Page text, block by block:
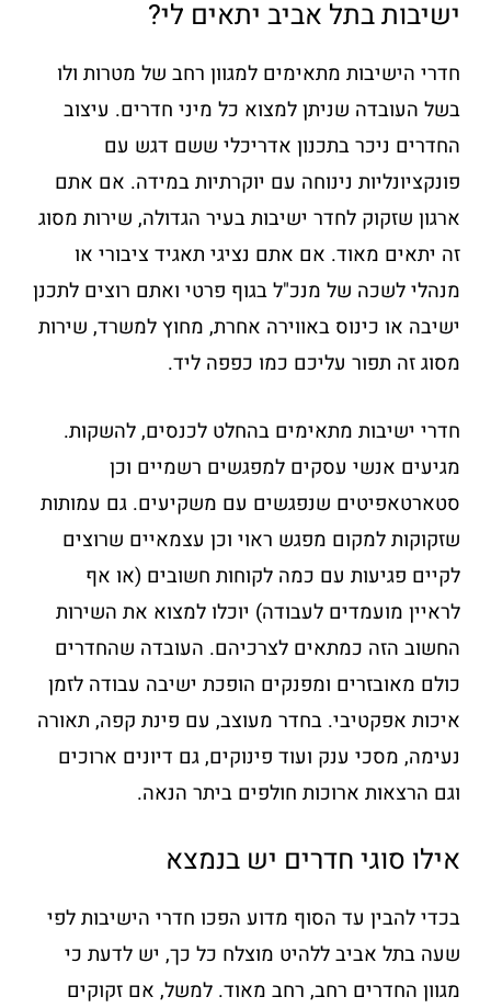
ישיבות בתל אביב יתאים לי?
חדרי הישיבות מתאימים למגוון רחב של מטרות ולו
בשל העובדה שניתן למצוא כל מיני חדרים. עיצוב
החדרים ניכר בתכנון אדריכלי ששם דגש עם
פונקציונליות נינוחה עם יוקרתיות במידה. אם אתם
ארגון שזקוק לחדר ישיבות בעיר הגדולה, שירות מסוג
זה יתאים מאוד. אם אתם נציגי תאגיד ציבורי או
מנהלי לשכה של מנכ"ל בגוף פרטי ואתם רוצים לתכנן
ישיבה או כינוס באווירה אחרת, מחוץ למשרד, שירות
מסוג זה תפור עליכם כמו כפפה ליד.
חדרי ישיבות מתאימים בהחלט לכנסים, להשקות.
מגיעים אנשי עסקים למפגשים רשמיים וכן
סטארטאפיטים שנפגשים עם משקיעים. גם עמותות
שזקוקות למקום מפגש ראוי וכן עצמאיים שרוצים
לקיים פגיעות עם כמה לקוחות חשובים (או אף
לראיין מועמדים לעבודה) יוכלו למצוא את השירות
החשוב הזה כמתאים לצרכיהם. העובדה שהחדרים
כולם מאובזרים ומפנקים הופכת ישיבה עבודה לזמן
איכות אפקטיבי. בחדר מעוצב, עם פינת קפה, תאורה
נעימה, מסכי ענק ועוד פינוקים, גם דיונים ארוכים
וגם הרצאות ארוכות חולפים ביתר הנאה.
אילו סוגי חדרים יש בנמצא
בכדי להבין עד הסוף מדוע הפכו חדרי הישיבות לפי
שעה בתל אביב ללהיט מוצלח כל כך, יש לדעת כי
מגוון החדרים רחב, רחב מאוד. למשל, אם זקוקים